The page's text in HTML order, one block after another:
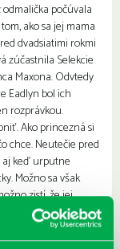
počúvala
ako sa jej mama
dvadsiatimi rokmi
zúčastnila Selekcie
Maxona. Odvtedy
Eadlyn bol ich
rozprávkou.
Ako princezná si
chce. Neutečie pred
aj keď urputne
Možno sa však
zistí, že jej